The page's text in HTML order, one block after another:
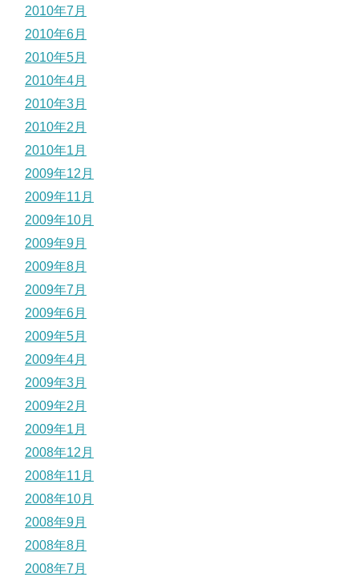
2010年7月
2010年6月
2010年5月
2010年4月
2010年3月
2010年2月
2010年1月
2009年12月
2009年11月
2009年10月
2009年9月
2009年8月
2009年7月
2009年6月
2009年5月
2009年4月
2009年3月
2009年2月
2009年1月
2008年12月
2008年11月
2008年10月
2008年9月
2008年8月
2008年7月